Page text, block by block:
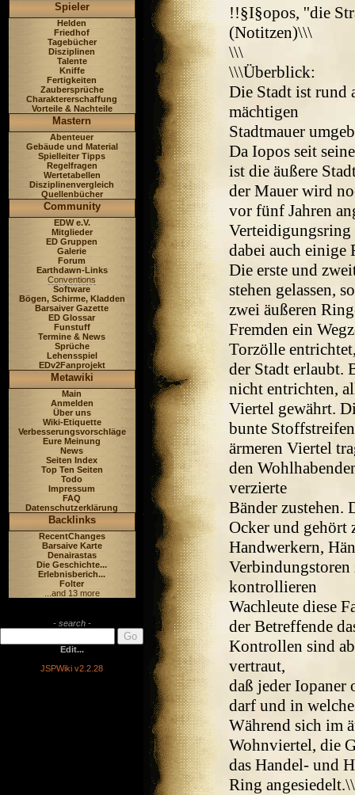
Spieler
Helden
Friedhof
Tagebücher
Disziplinen
Talente
Kniffe
Fertigkeiten
Zaubersprüche
Charaktererschaffung
Vorteile & Nachteile
Mastern
Abenteuer
Gebäude und Material
Spielleiter Tipps
Regelfragen
Wertetabellen
Disziplinenvergleich
Quellenbücher
Community
EDW e.V.
Mitglieder
ED Gruppen
Galerie
Forum
Earthdawn-Links
Conventions
Software
Bögen, Schirme, Kladden
Barsaiver Gazette
ED Glossar
Funstuff
Termine & News
Sprüche
Lehensspiel
EDv2Fanprojekt
Metawiki
Main
Anmelden
Über uns
Wiki-Etiquette
Verbesserungsvorschläge
Eure Meinung
News
Seiten Index
Top Ten Seiten
Todo
Impressum
FAQ
Datenschutzerklärung
Backlinks
RecentChanges
Barsaive Karte
Denairastas
Die Geschichte...
Erlebnisberich...
Folter
...and 13 more
- search -
Edit...
JSPWiki v2.2.28
!!§I§opos, ''die
(Notitzen)\\\
\\\
\\\Überblick:
Die Stadt ist rund
mächtigen
Stadtmauer
Da Iopos seit
ist die äußere
der Mauer wird
vor fünf Jahren
Verteidigungsring
dabei auch einige
Die erste und
stehen gelassen,
zwei äußeren
Fremden ein
Torzölle
der Stadt erlaubt.
nicht entrichten,
Viertel gewährt.
bunte
ärmeren Viertel
den
verzierte
Bänder zustehen.
Ocker und gehört
Handwerkern,
Verbindungstoren
kontrollieren
Wachleute diese
der Betreffende
Kontrollen sind
vertraut,
daß jeder Iopaner
darf und in
Während sich im
Wohnviertel, die
das Handel- und
Ring